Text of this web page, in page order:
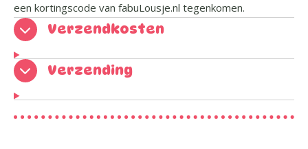
een kortingscode van fabuLousje.nl tegenkomen.
Verzendkosten
Verzending